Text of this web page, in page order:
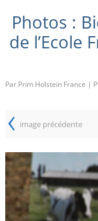
Photos :
de l’Ecole
Par Prim Holstein France |
‹ image précédente